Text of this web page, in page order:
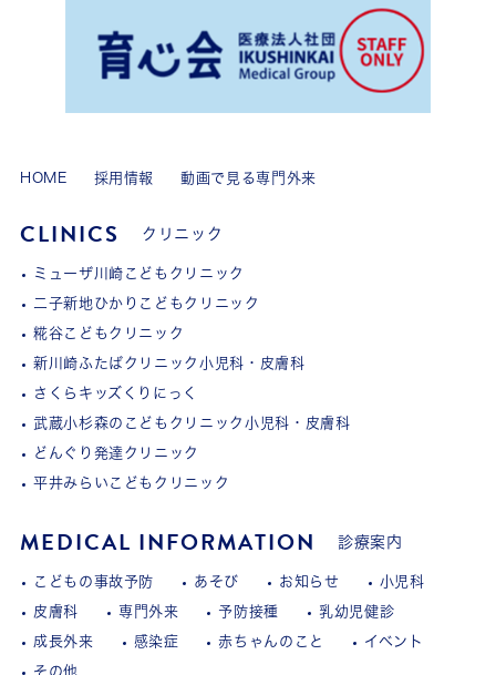
HOME 採用情報 動画で見る専門外来
CLINICS クリニック
ミューザ川崎こどもクリニック
二子新地ひかりこどもクリニック
糀谷こどもクリニック
新川崎ふたばクリニック小児科・皮膚科
さくらキッズくりにっく
武蔵小杉森のこどもクリニック小児科・皮膚科
どんぐり発達クリニック
平井みらいこどもクリニック
MEDICAL INFORMATION 診療案内
こどもの事故予防 あそび お知らせ 小児科
皮膚科 専門外来 予防接種 乳幼児健診
成長外来 感染症 赤ちゃんのこと イベント
その他